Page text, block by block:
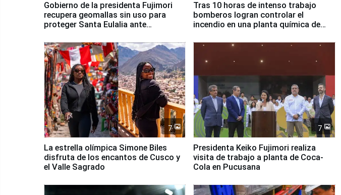
Gobierno de la presidenta Fujimori
recupera geomallas sin uso para
proteger Santa Eulalia ante
Tras 10 horas de intenso trabajo
bomberos logran controlar el
incendio en una planta química de
7
La estrella olímpica Simone Biles
disfruta de los encantos de Cusco y
el Valle Sagrado
7
Presidenta Keiko Fujimori realiza
visita de trabajo a planta de Coca-
Cola en Pucusana